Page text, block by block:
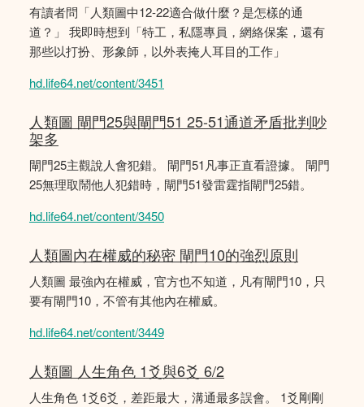
有讀者問「人類圖中12-22適合做什麼？是怎樣的通
道？」 我即時想到「特工，私隱專員，網絡保案，還有
那些以打扮、形象師，以外表掩人耳目的工作」
hd.life64.net/content/3451
人類圖 閘門25與閘門51 25-51通道矛盾批判吵
架多
閘門25主觀說人會犯錯。 閘門51凡事正直看證據。 閘門
25無理取鬧他人犯錯時，閘門51發雷霆指閘門25錯。
hd.life64.net/content/3450
人類圖內在權威的秘密 閘門10的強烈原則
人類圖 最強內在權威，官方也不知道，凡有閘門10，只
要有閘門10，不管有其他內在權威。
hd.life64.net/content/3449
人類圖 人生角色 1爻與6爻 6/2
人生角色 1爻6爻，差距最大，溝通最多誤會。 1爻剛剛